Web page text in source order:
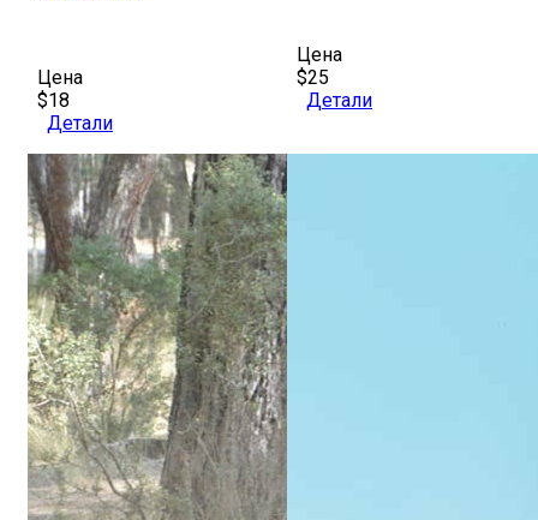
Цена
$18
Детали
Цена
$25
Детали